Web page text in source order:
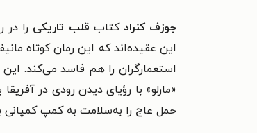
جوزف کنراد کتاب قلب تاریکی را
این عقیده‌اند که این رمان کوتاه
استعمارگران را هم فاسد می‌کند.
«مارلو» با رؤیای دیدن رودی در
حمل عاج را به‌سلامت به کمپ کمپانی